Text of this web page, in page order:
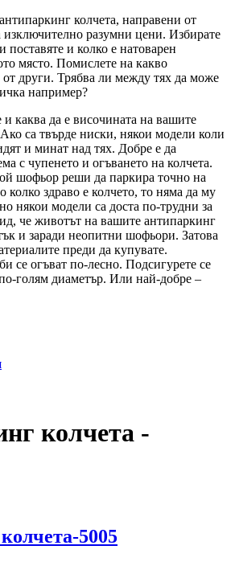
колчета, направени от
изключително разумни цени. Избирате
поставяте и колко е натоварен
място. Помислете на какво
от други. Трябва ли между тях да може
например?
каква да е височината на вашите
са твърде ниски, някои модели коли
и минат над тях. Добре е да
с чупенето и огъването на колчета.
шофьор реши да паркира точно на
колко здраво е колчето, то няма да му
някои модели са доста по-трудни за
че животът на вашите антипаркинг
и заради неопитни шофьори. Затова
преди да купувате.
се огъват по-лесно. Подсигурете се
голям диаметър. Или най-добре –
колчета -
5005